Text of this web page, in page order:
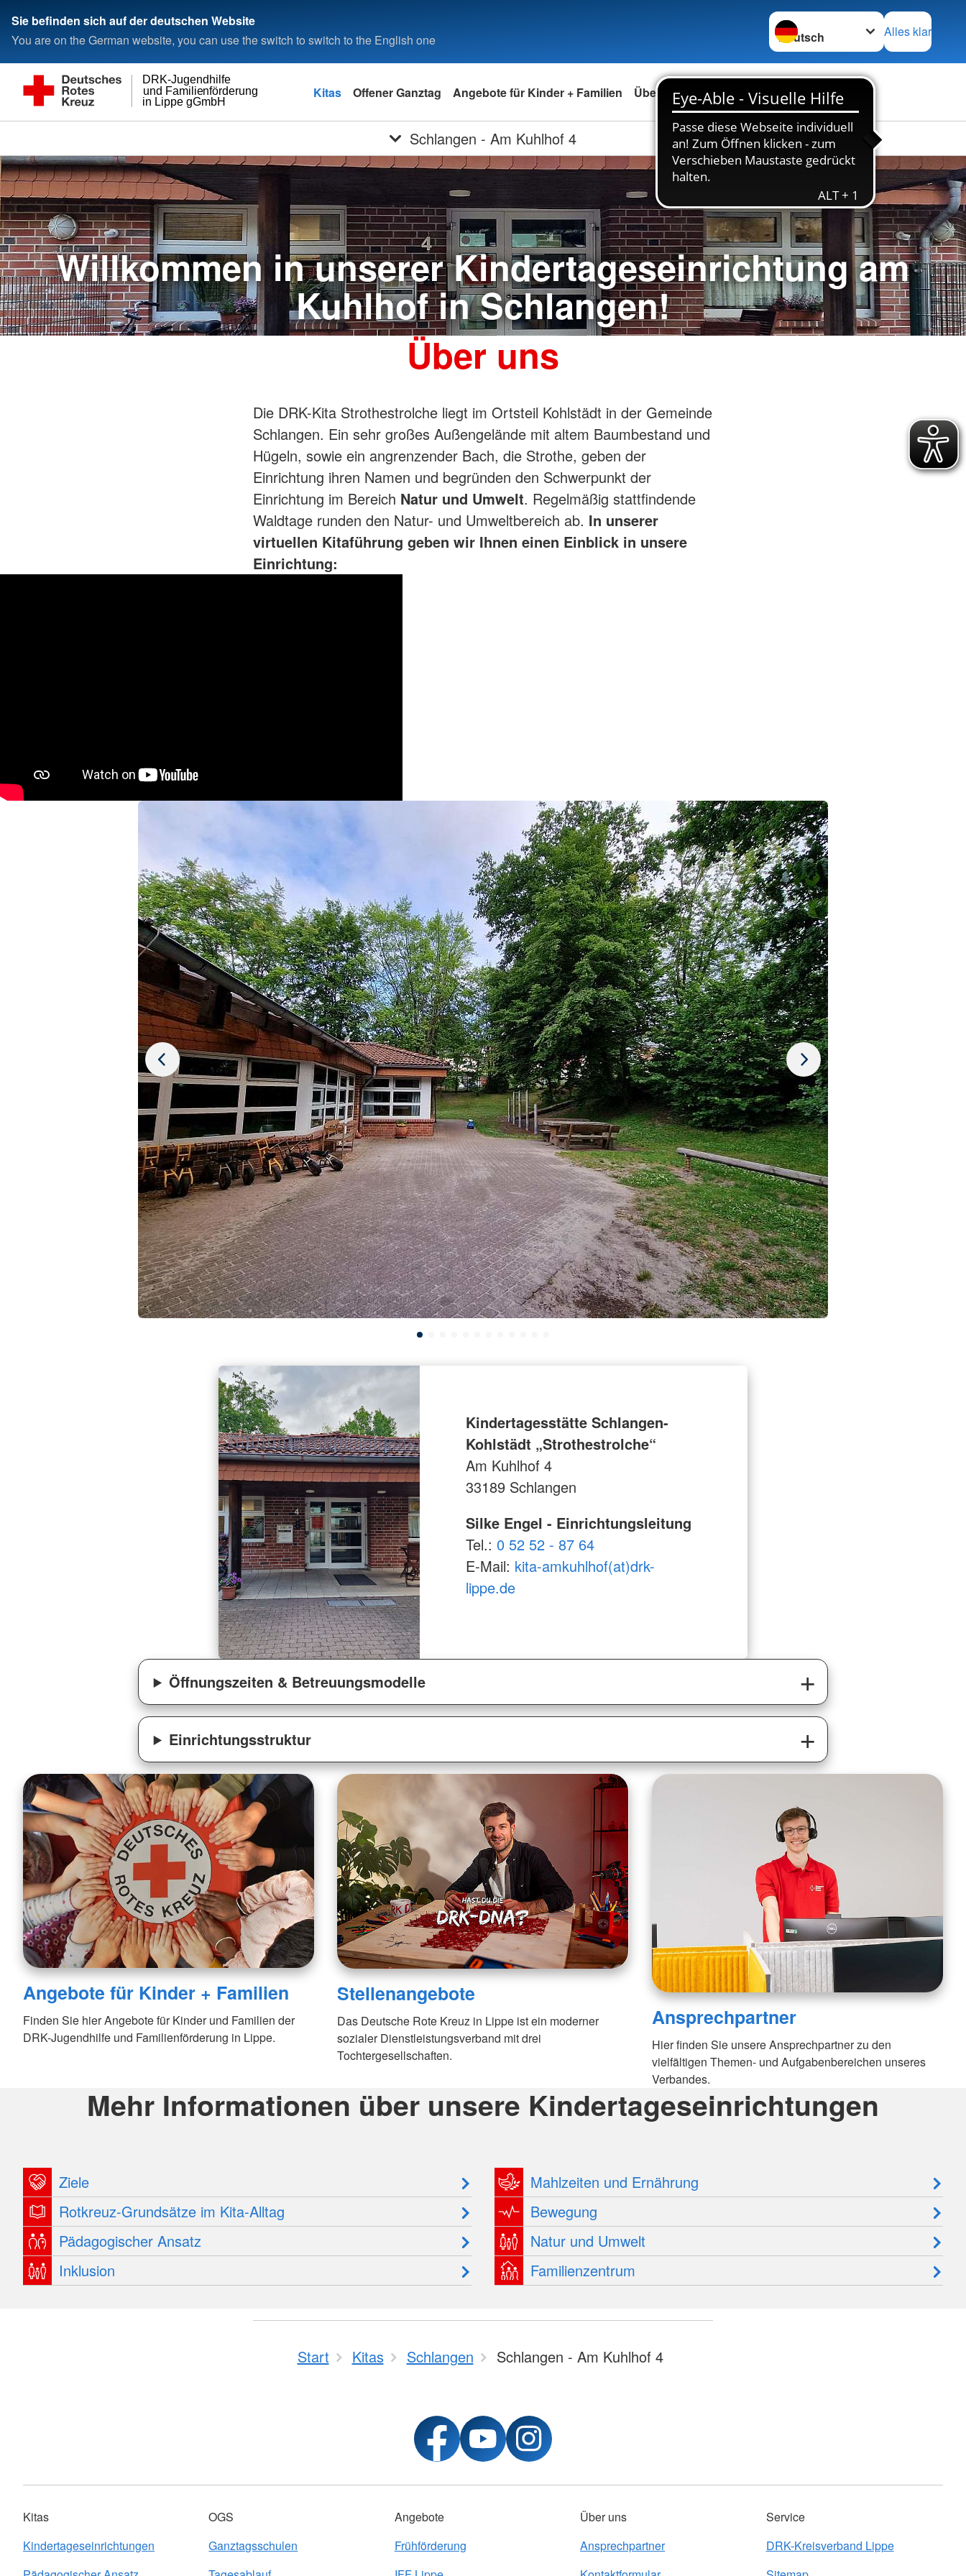
Sie befinden sich auf der deutschen Website
You are on the German website, you can use the switch to switch to the English one
Sprache wechseln zu
Alles klar
in Lippe gGmbH
und Familienförderung
DRK-Jugendhilfe
Kitas Offener Ganztag Angebote für Kinder + Familien Über uns Karriere
Schlangen - Am Kuhlhof 4
Willkommen in unserer Kindertageseinrichtung am
Kuhlhof in Schlangen!
Über uns
Die DRK-Kita Strothestrolche liegt im Ortsteil Kohlstädt in der Gemeinde
Schlangen. Ein sehr großes Außengelände mit altem Baumbestand und
Hügeln, sowie ein angrenzender Bach, die Strothe, geben der
Einrichtung ihren Namen und begründen den Schwerpunkt der
Einrichtung im Bereich Natur und Umwelt. Regelmäßig stattfindende
Waldtage runden den Natur- und Umweltbereich ab. In unserer
virtuellen Kitaführung geben wir Ihnen einen Einblick in unsere
Einrichtung:
Kindertagesstätte Schlangen-
Kohlstädt „Strothestrolche“
Am Kuhlhof 4
33189 Schlangen
Silke Engel - Einrichtungsleitung
Tel.: 0 52 52 - 87 64
E-Mail: kita-amkuhlhof(at)drk-
lippe.de
Öffnungszeiten & Betreuungsmodelle
Einrichtungsstruktur
Angebote für Kinder + Familien
Finden Sie hier Angebote für Kinder und Familien der
DRK-Jugendhilfe und Familienförderung in Lippe.
Stellenangebote
Das Deutsche Rote Kreuz in Lippe ist ein moderner
sozialer Dienstleistungsverband mit drei
Tochtergesellschaften.
Ansprechpartner
Hier finden Sie unsere Ansprechpartner zu den
vielfältigen Themen- und Aufgabenbereichen unseres
Verbandes.
Mehr Informationen über unsere Kindertageseinrichtungen
Ziele
Rotkreuz-Grundsätze im Kita-Alltag
Pädagogischer Ansatz
Inklusion
Mahlzeiten und Ernährung
Bewegung
Natur und Umwelt
Familienzentrum
Start Kitas Schlangen Schlangen - Am Kuhlhof 4
Kitas
Kindertageseinrichtungen
OGS
Ganztagsschulen
Angebote
Frühförderung
Über uns
Ansprechpartner
Service
DRK-Kreisverband Lippe